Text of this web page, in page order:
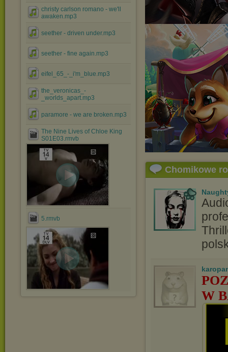
christy carlson romano - we'll
awaken.mp3
seether - driven under.mp3
seether - fine again.mp3
eifel_65_-_i'm_blue.mp3
the_veronicas_-
_worlds_apart.mp3
paramore - we are broken.mp3
The Nine Lives of Chloe King
S01E03.rmvb
5.rmvb
Chomikowe
W